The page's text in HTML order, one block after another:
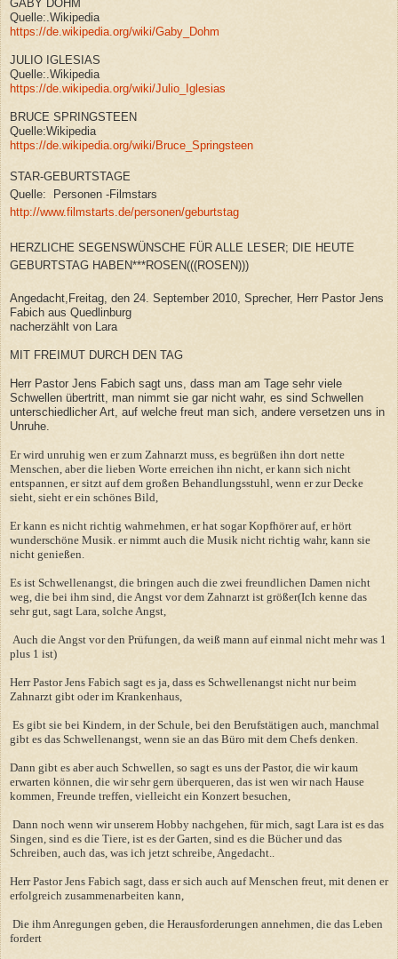
GABY DOHM
Quelle:.Wikipedia
https://de.wikipedia.org/wiki/Gaby_Dohm
JULIO IGLESIAS
Quelle:.Wikipedia
https://de.wikipedia.org/wiki/Julio_Iglesias
BRUCE SPRINGSTEEN
Quelle:Wikipedia
https://de.wikipedia.org/wiki/Bruce_Springsteen
STAR-GEBURTSTAGE
Quelle: Personen -Filmstars
http://www.filmstarts.de/personen/geburtstag
HERZLICHE SEGENSWÜNSCHE FÜR ALLE LESER; DIE HEUTE
GEBURTSTAG HABEN***ROSEN(((ROSEN)))
Angedacht,Freitag, den 24. September 2010, Sprecher, Herr Pastor Jens
Fabich aus Quedlinburg
nacherzählt von Lara
MIT FREIMUT DURCH DEN TAG
Herr Pastor Jens Fabich sagt uns, dass man am Tage sehr viele
Schwellen übertritt, man nimmt sie gar nicht wahr, es sind Schwellen
unterschiedlicher Art, auf welche freut man sich, andere versetzen uns in
Unruhe.
Er wird unruhig wen er zum Zahnarzt muss, es begrüßen ihn dort nette
Menschen, aber die lieben Worte erreichen ihn nicht, er kann sich nicht
entspannen, er sitzt auf dem großen Behandlungsstuhl, wenn er zur Decke
sieht, sieht er ein schönes Bild,
Er kann es nicht richtig wahrnehmen, er hat sogar Kopfhörer auf, er hört
wunderschöne Musik. er nimmt auch die Musik nicht richtig wahr, kann sie
nicht genießen.
Es ist Schwellenangst, die bringen auch die zwei freundlichen Damen nicht
weg, die bei ihm sind, die Angst vor dem Zahnarzt ist größer(Ich kenne das
sehr gut, sagt Lara, solche Angst,
Auch die Angst vor den Prüfungen, da weiß mann auf einmal nicht mehr was 1
plus 1 ist)
Herr Pastor Jens Fabich sagt es ja, dass es Schwellenangst nicht nur beim
Zahnarzt gibt oder im Krankenhaus,
Es gibt sie bei Kindern, in der Schule, bei den Berufstätigen auch, manchmal
gibt es das Schwellenangst, wenn sie an das Büro mit dem Chefs denken.
Dann gibt es aber auch Schwellen, so sagt es uns der Pastor, die wir kaum
erwarten können, die wir sehr gern überqueren, das ist wen wir nach Hause
kommen, Freunde treffen, vielleicht ein Konzert besuchen,
Dann noch wenn wir unserem Hobby nachgehen, für mich, sagt Lara ist es das
Singen, sind es die Tiere, ist es der Garten, sind es die Bücher und das
Schreiben, auch das, was ich jetzt schreibe, Angedacht..
Herr Pastor Jens Fabich sagt, dass er sich auch auf Menschen freut, mit denen er
erfolgreich zusammenarbeiten kann,
Die ihm Anregungen geben, die Herausforderungen annehmen, die das Leben
fordert